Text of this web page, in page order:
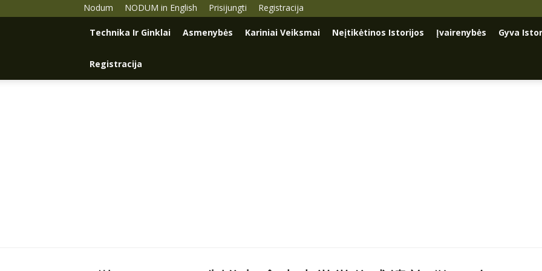
Nodum NODUM in English Prisijungti Registracija
Technika Ir Ginklai Asmenybės Kariniai Veiksmai Neįtikėtinos Istorijos Įvairenybės Gyva
Registracija